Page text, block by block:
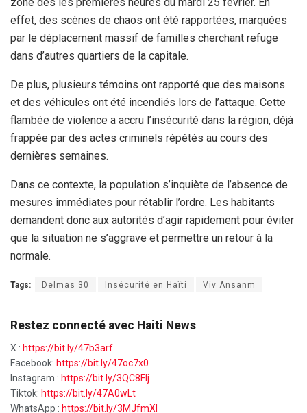
effet, des scènes de chaos ont été rapportées, marquées
par le déplacement massif de familles cherchant refuge
dans d’autres quartiers de la capitale.
De plus, plusieurs témoins ont rapporté que des maisons
et des véhicules ont été incendiés lors de l’attaque. Cette
flambée de violence a accru l’insécurité dans la région, déjà
frappée par des actes criminels répétés au cours des
dernières semaines.
Dans ce contexte, la population s’inquiète de l’absence de
mesures immédiates pour rétablir l’ordre. Les habitants
demandent donc aux autorités d’agir rapidement pour éviter
que la situation ne s’aggrave et permettre un retour à la
normale.
Tags: Delmas 30 Insécurité en Haïti Viv Ansanm
Restez connecté avec Haiti News
X : https://bit.ly/47b3arf
Facebook: https://bit.ly/47oc7x0
Instagram : https://bit.ly/3QC8FIj
Tiktok: https://bit.ly/47A0wLt
WhatsApp : https://bit.ly/3MJfmXI